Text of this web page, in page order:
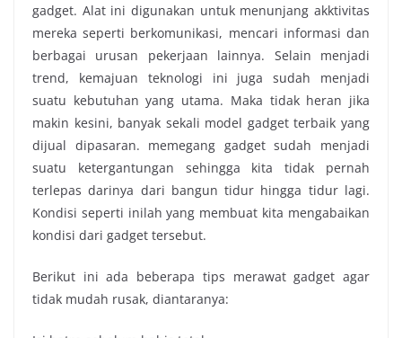
gadget. Alat ini digunakan untuk menunjang akktivitas
mereka seperti berkomunikasi, mencari informasi dan
berbagai urusan pekerjaan lainnya. Selain menjadi
trend, kemajuan teknologi ini juga sudah menjadi
suatu kebutuhan yang utama. Maka tidak heran jika
makin kesini, banyak sekali model gadget terbaik yang
dijual dipasaran. memegang gadget sudah menjadi
suatu ketergantungan sehingga kita tidak pernah
terlepas darinya dari bangun tidur hingga tidur lagi.
Kondisi seperti inilah yang membuat kita mengabaikan
kondisi dari gadget tersebut.
Berikut ini ada beberapa tips merawat gadget agar
tidak mudah rusak, diantaranya: